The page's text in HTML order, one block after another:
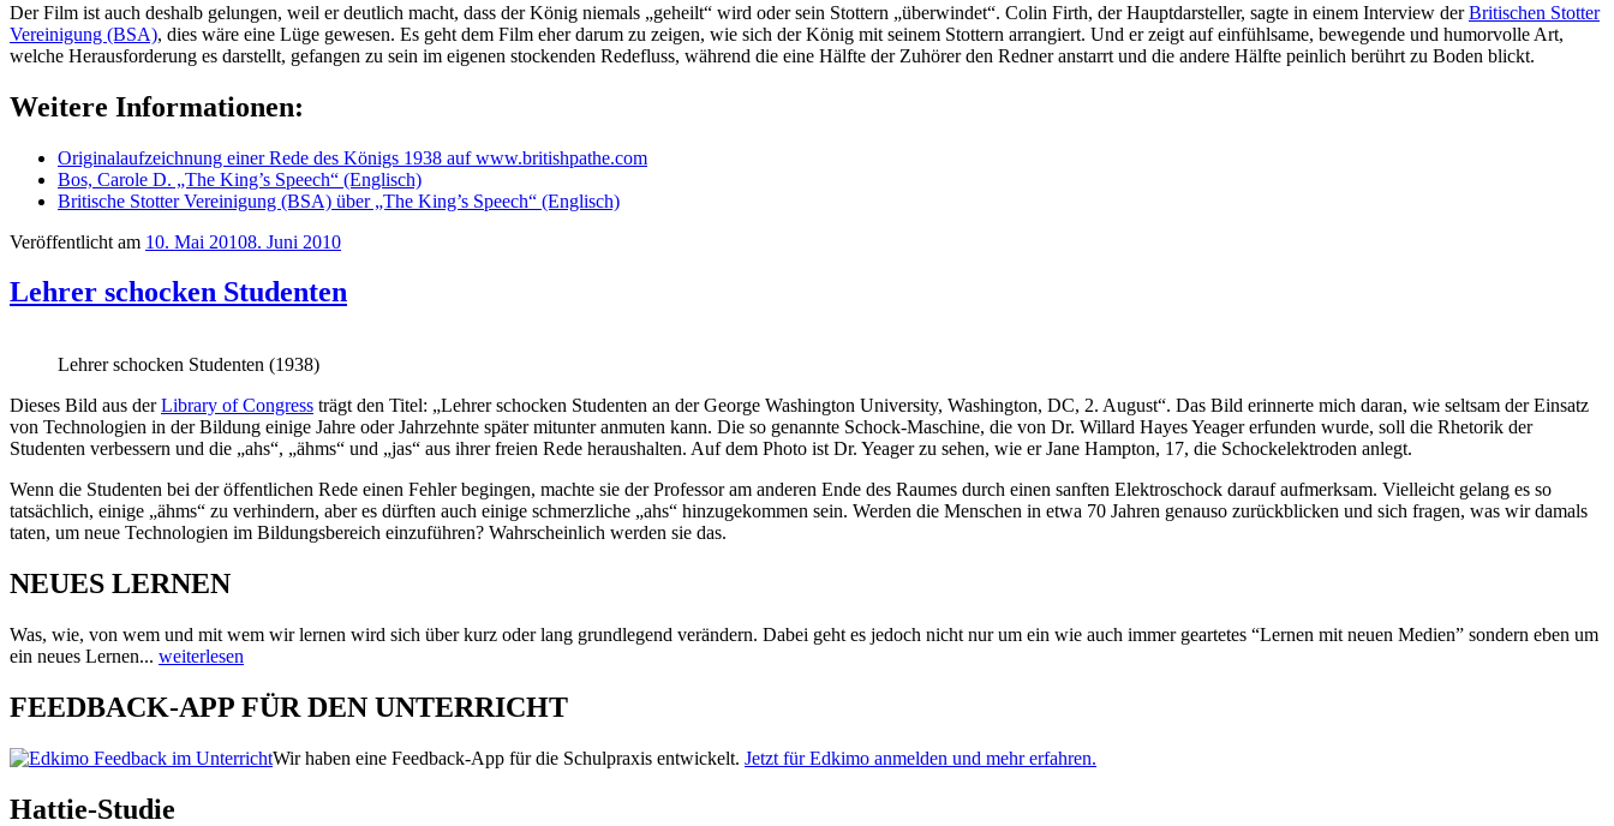
Der Film ist auch deshalb gelungen, weil er deutlich macht, dass der König niemals „geheilt“ wird oder sein Stottern „überwindet“. Colin Firth, der Hauptdarsteller, sagte in einem Interview derBritischen Stotter
Vereinigung (BSA), dies wäre eine Lüge gewesen. Es geht dem Film eher darum zu zeigen, wie sich der König mit seinem Stottern arrangiert. Und er zeigt auf einfühlsame, bewegende und humorvolle Art,
welche Herausforderung es darstellt, gefangen zu sein im eigenen stockenden Redefluss, während die eine Hälfte der Zuhörer den Redner anstarrt und die andere Hälfte peinlich berührt zu Boden blickt.
Weitere Informationen:
Originalaufzeichnung einer Rede des Königs 1938 auf www.britishpathe.com
Bos, Carole D. „The King’s Speech“ (Englisch)
Britische Stotter Vereinigung (BSA) über „The King’s Speech“ (Englisch)
Veröffentlicht am 10. Mai 20108. Juni 2010
Lehrer schocken Studenten
Lehrer schocken Studenten (1938)
Dieses Bild aus derLibrary of Congress trägt den Titel: „Lehrer schocken Studenten an der George Washington University, Washington, DC, 2. August“. Das Bild erinnerte mich daran, wie seltsam der Einsatz
von Technologien in der Bildung einige Jahre oder Jahrzehnte später mitunter anmuten kann. Die so genannte Schock-Maschine, die von Dr. Willard Hayes Yeager erfunden wurde, soll die Rhetorik der
Studenten verbessern und die „ahs“, „ähms“ und „jas“ aus ihrer freien Rede heraushalten. Auf dem Photo ist Dr. Yeager zu sehen, wie er Jane Hampton, 17, die Schockelektroden anlegt.
Wenn die Studenten bei der öffentlichen Rede einen Fehler begingen, machte sie der Professor am anderen Ende des Raumes durch einen sanften Elektroschock darauf aufmerksam. Vielleicht gelang es so
tatsächlich, einige „ähms“ zu verhindern, aber es dürften auch einige schmerzliche „ahs“ hinzugekommen sein. Werden die Menschen in etwa 70 Jahren genauso zurückblicken und sich fragen, was wir damals
taten, um neue Technologien im Bildungsbereich einzuführen? Wahrscheinlich werden sie das.
NEUES LERNEN
Was, wie, von wem und mit wem wir lernen wird sich über kurz oder lang grundlegend verändern. Dabei geht es jedoch nicht nur um ein wie auch immer geartetes “Lernen mit neuen Medien” sondern eben um
ein neues Lernen... weiterlesen
FEEDBACK-APP FÜR DEN UNTERRICHT
Wir haben eine Feedback-App für die Schulpraxis entwickelt. Jetzt für Edkimo anmelden und mehr erfahren.
Hattie-Studie